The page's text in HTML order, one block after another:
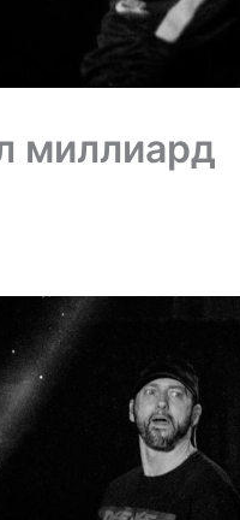
миллиард